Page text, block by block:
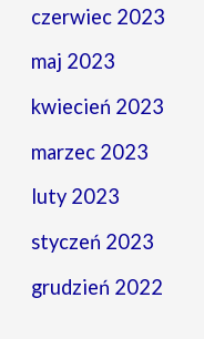
czerwiec 2023
maj 2023
kwiecień 2023
marzec 2023
luty 2023
styczeń 2023
grudzień 2022